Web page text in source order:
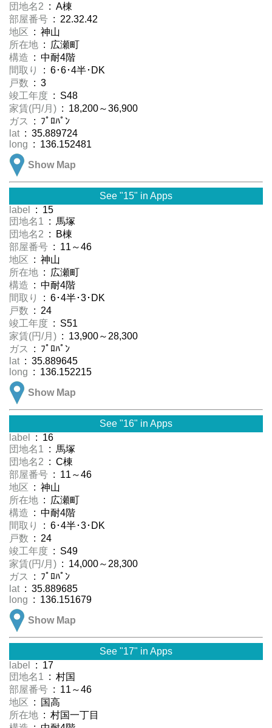
団地名2 : A棟
部屋番号 : 22.32.42
地区 : 神山
所在地 : 広瀬町
構造 : 中耐4階
間取り
: 6･6･4半･DK
戸数 : 3
竣工年度 : S48
家賃(円/月) : 18,200～36,900
ガス
: ﾌﾟﾛﾊﾟﾝ
lat : 35.889724
long : 136.152481
Show Map
See "15" in Apps
label
: 15
団地名1 : 馬塚
団地名2 : B棟
部屋番号 : 11～46
地区 : 神山
所在地 : 広瀬町
構造 : 中耐4階
間取り
: 6･4半･3･DK
戸数 : 24
竣工年度 : S51
家賃(円/月) : 13,900～28,300
ガス
: ﾌﾟﾛﾊﾟﾝ
lat : 35.889645
long : 136.152215
Show Map
See "16" in Apps
label
: 16
団地名1 : 馬塚
団地名2 : C棟
部屋番号 : 11～46
地区 : 神山
所在地 : 広瀬町
構造 : 中耐4階
間取り
: 6･4半･3･DK
戸数 : 24
竣工年度 : S49
家賃(円/月) : 14,000～28,300
ガス
: ﾌﾟﾛﾊﾟﾝ
lat : 35.889685
long : 136.151679
Show Map
See "17" in Apps
label
: 17
団地名1 : 村国
部屋番号 : 11～46
地区 : 国高
所在地 : 村国一丁目